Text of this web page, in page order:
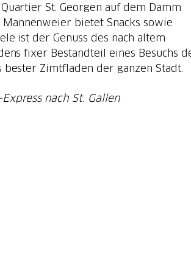
St. Georgen auf dem Damm
bietet Snacks sowie
ist der Genuss des nach altem
fixer Bestandteil eines Besuchs
Zimtfladen der ganzen Stadt.
nach St. Gallen